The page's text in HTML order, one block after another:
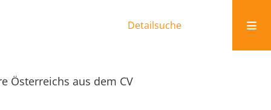
Detailsuche
Österreichs aus dem CV